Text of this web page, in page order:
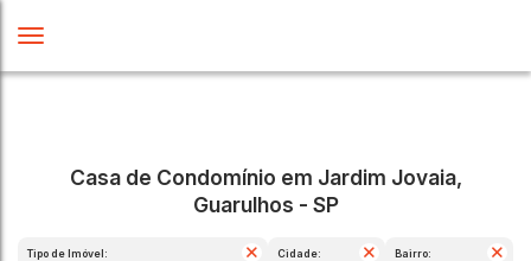
Casa de Condomínio em Jardim Jovaia,
Guarulhos - SP
Tipo de Imóvel:
Cidade:
Bairro: